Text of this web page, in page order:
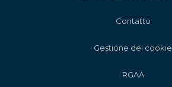
Contatto
Gestione dei cookie
RGAA